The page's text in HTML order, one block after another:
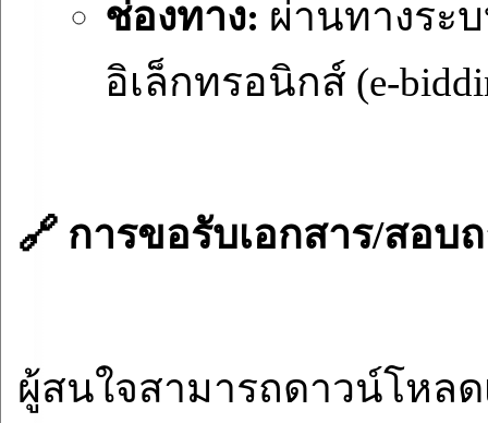
ช่องทาง: ผ่านทางระ
อิเล็กทรอนิกส์ (e-
🔗 การขอรับเอกสาร/สอบ
ผู้สนใจสามารถดาวน์โหล